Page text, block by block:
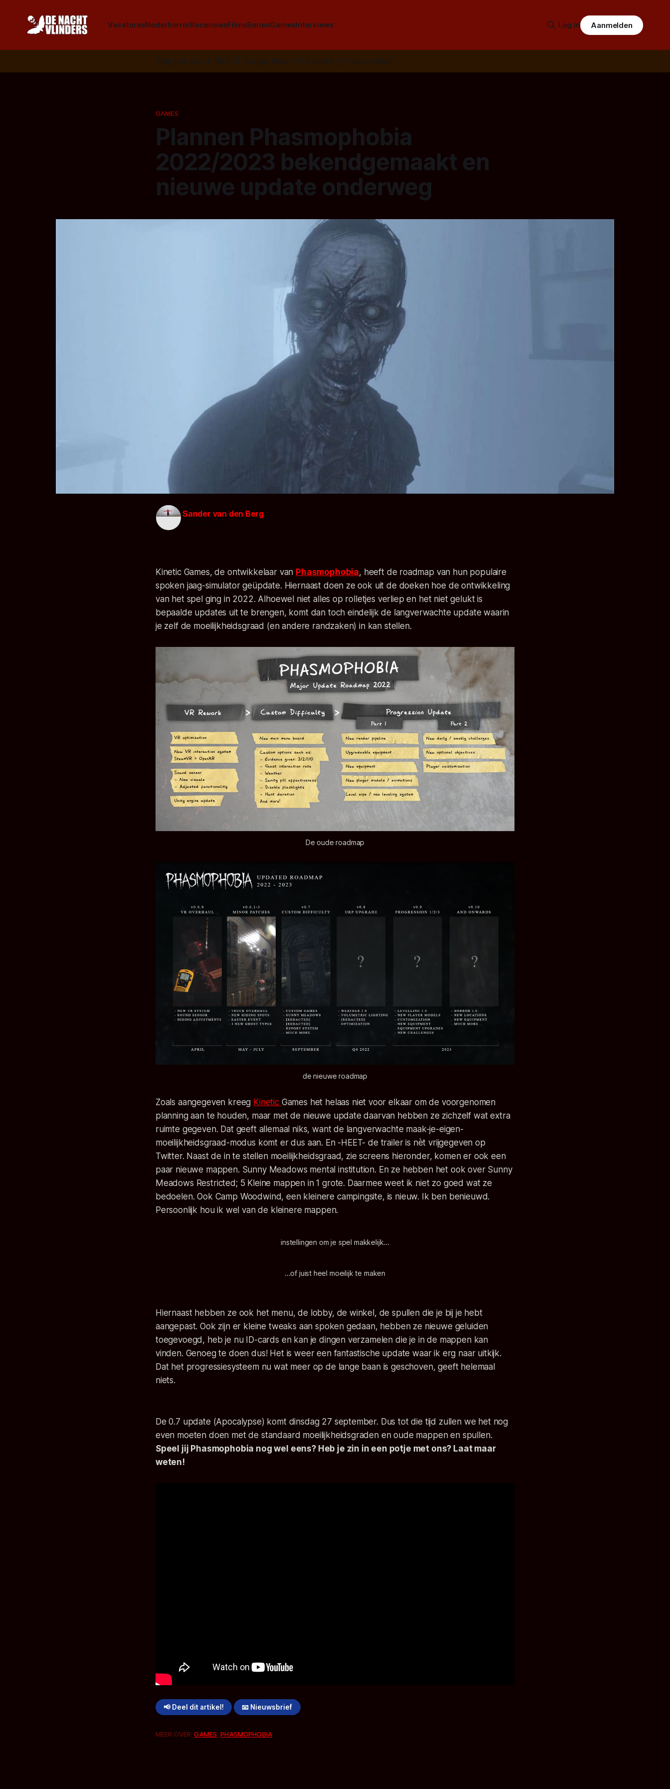
VacaturesNederhorrorRecensiesFilmsSeriesGamesInterviews Log in Aanmelden
Volg ons op: 📣 RSS 📰 Google News 🦋 Bluesky ✉️ Nieuwsbrief
GAMES
Plannen Phasmophobia
2022/2023 bekendgemaakt en
nieuwe update onderweg
Sander van den Berg
Kinetic Games, de ontwikkelaar van Phasmophobia, heeft de roadmap van hun populaire
spoken jaag-simulator geüpdate. Hiernaast doen ze ook uit de doeken hoe de ontwikkeling
van het spel ging in 2022. Alhoewel niet alles op rolletjes verliep en het niet gelukt is
bepaalde updates uit te brengen, komt dan toch eindelijk de langverwachte update waarin
je zelf de moeilijkheidsgraad (en andere randzaken) in kan stellen.
De oude roadmap
de nieuwe roadmap
Zoals aangegeven kreeg Kinetic Games het helaas niet voor elkaar om de voorgenomen
planning aan te houden, maar met de nieuwe update daarvan hebben ze zichzelf wat extra
ruimte gegeven. Dat geeft allemaal niks, want de langverwachte maak-je-eigen-
moeilijkheidsgraad-modus komt er dus aan. En -HEET- de trailer is nèt vrijgegeven op
Twitter. Naast de in te stellen moeilijkheidsgraad, zie screens hieronder, komen er ook een
paar nieuwe mappen. Sunny Meadows mental institution. En ze hebben het ook over Sunny
Meadows Restricted; 5 Kleine mappen in 1 grote. Daarmee weet ik niet zo goed wat ze
bedoelen. Ook Camp Woodwind, een kleinere campingsite, is nieuw. Ik ben benieuwd.
Persoonlijk hou ik wel van de kleinere mappen.
instellingen om je spel makkelijk...
...of juist heel moeilijk te maken
Hiernaast hebben ze ook het menu, de lobby, de winkel, de spullen die je bij je hebt
aangepast. Ook zijn er kleine tweaks aan spoken gedaan, hebben ze nieuwe geluiden
toegevoegd, heb je nu ID-cards en kan je dingen verzamelen die je in de mappen kan
vinden. Genoeg te doen dus! Het is weer een fantastische update waar ik erg naar uitkijk.
Dat het progressiesysteem nu wat meer op de lange baan is geschoven, geeft helemaal
niets.
De 0.7 update (Apocalypse) komt dinsdag 27 september. Dus tot die tijd zullen we het nog
even moeten doen met de standaard moeilijkheidsgraden en oude mappen en spullen.
Speel jij Phasmophobia nog wel eens? Heb je zin in een potje met ons? Laat maar
weten!
📢 Deel dit artikel! 📧 Nieuwsbrief
MEER OVER:GAMES,PHASMOPHOBIA